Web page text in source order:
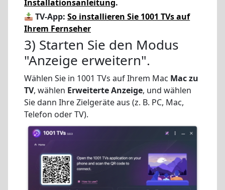
Installationsanleitung.
TV-App: So installieren Sie 1001 TVs auf
Ihrem Fernseher
3) Starten Sie den Modus
"Anzeige erweitern".
Wählen Sie in 1001 TVs auf Ihrem Mac Mac zu
TV, wählen Erweiterte Anzeige, und wählen
Sie dann Ihre Zielgeräte aus (z. B. PC, Mac,
Telefon oder TV).